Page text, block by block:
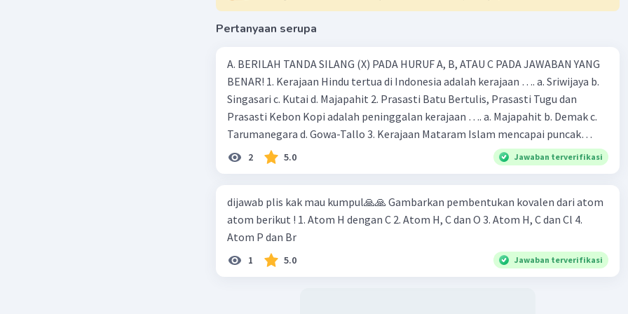
Pertanyaan serupa
A. BERILAH TANDA SILANG (X) PADA HURUF A, B, ATAU C PADA JAWABAN YANG
BENAR! 1. Kerajaan Hindu tertua di Indonesia adalah kerajaan …. a. Sriwijaya b.
Singasari c. Kutai d. Majapahit 2. Prasasti Batu Bertulis, Prasasti Tugu dan
Prasasti Kebon Kopi adalah peninggalan kerajaan …. a. Majapahit b. Demak c.
Tarumanegara d. Gowa-Tallo 3. Kerajaan Mataram Islam mencapai puncak
kejayaan pada masa pemerintahan …. a. Hayam Wuruk b. Sultan Agung c. Sultan
Ageng Tirtayasa d. Sultan Hasanudin 4. Kerajaan Islam pertama di Indonesia
peninggalan kerajaan Islam, kecuali … a. Masjid Demak b. Menara Kudus c. Candi
Borobudur d. Pondok Pesantren 6. Kerajaan Majapahit dikenal dengan kerajaan
yang mempunyai …. a. Permaisuri yang cantik-cantik b. Angkatan darat yang
banyak c. Raja-raja yang bijak d. Kekuatan maritim yang besar 7. Berikut ini yang
2 5.0 Jawaban terverifikasi
dijawab plis kak mau kumpul🙏🙏 Gambarkan pembentukan kovalen dari atom
atom berikut ! 1. Atom H dengan C 2. Atom H, C dan O 3. Atom H, C dan Cl 4.
Atom P dan Br
1 5.0 Jawaban terverifikasi